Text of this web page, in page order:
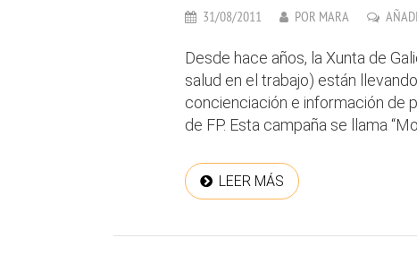
31/08/2011 POR MARA
Desde hace años, la Xunta de
salud en el trabajo) están
concienciación e información de
de FP. Esta campaña se llama
LEER MÁS